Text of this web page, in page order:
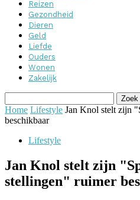
Reizen
Gezondheid
Dieren
Geld
Liefde
Ouders
Wonen
Zakelijk
Home Lifestyle Jan Knol stelt zijn
beschikbaar
Lifestyle
Jan Knol stelt zijn
stellingen" ruimer